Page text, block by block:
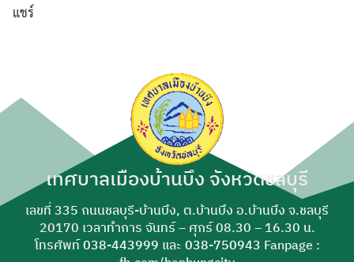
แชร์
เทศบาลเมืองบ้านบึง จังหวัดชลบุรี
เลขที่ 335 ถนนชลบุรี-บ้านบึง, ต.บ้านบึง อ.บ้านบึง จ.ชลบุรี
20170 เวลาทำการ จันทร์ – ศุกร์ 08.30 – 16.30 น.
โทรศัพท์038-443999 และ 038-750943 Fanpage :